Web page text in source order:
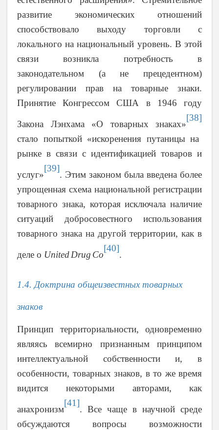
развитие экономических отношений
способствовало выходу торговли с
локального на национальный уровень. В этой
связи возникла потребность в
законодательном (а не прецедентном)
регулировании прав на товарные знаки.
Принятие Конгрессом США в 1946 году
Закона Лэнхама «О товарных знаках»
[38]
стало попыткой «искоренения путаницы на
рынке в связи с идентификацией товаров и
услуг»
[39]
. Этим законом была введена более
упрощенная схема национальной регистрации
товарного знака, которая исключала наличие
ситуаций добросовестного использования
товарного знака на другой территории, как в
деле о UnitedDrug Co
[40]
.
1.4. Доктрина общеизвестных товарных
знаков
Принцип территориальности, одновременно
являясь всемирно признанным принципом
интеллектуальной собственности и, в
особенности, товарных знаков, в то же время
видится некоторыми авторами, как
анахронизм
[41]
. Все чаще в научной среде
обсуждаются вопросы возможности